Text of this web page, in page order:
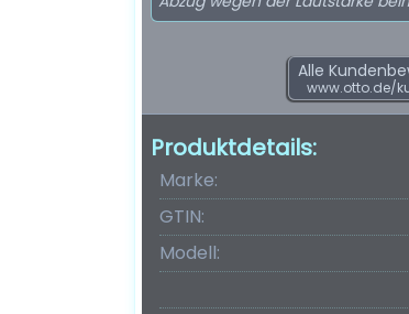
Alle
www.otto.de/
Produktdetails:
Marke:
GTIN:
Modell: